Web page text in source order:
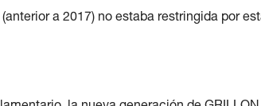
a 2017) no estaba restringida por